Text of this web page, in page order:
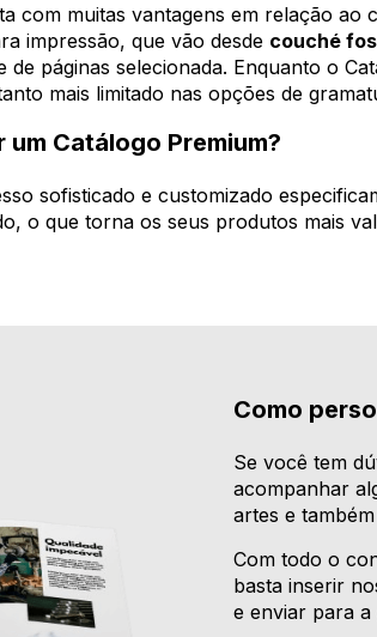
com muitas vantagens em relação ao
impressão, que vão desde couché
de páginas selecionada. Enquanto o
mais limitado nas opções de
Catálogo Premium?
sofisticado e customizado
o que torna os seus produtos mais
Como
Se você tem
acompanhar
artes e
Com todo o
basta inserir
e enviar para a